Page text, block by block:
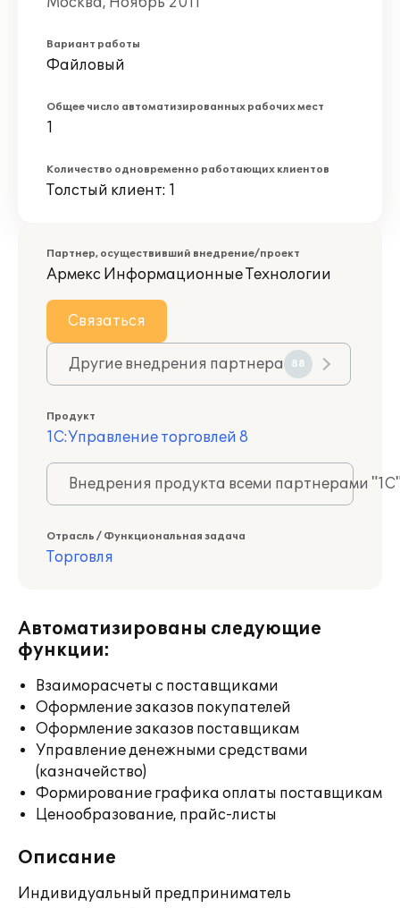
Вариант работы
Файловый
Общее число автоматизированных рабочих мест
1
Количество одновременно работающих клиентов
Толстый клиент: 1
Партнер, осуществивший внедрение/проект
Армекс Информационные Технологии
Связаться
Другие внедрения партнера 88
Продукт
1С:Управление торговлей 8
Внедрения продукта всеми партнерами
Отрасль / Функциональная задача
Торговля
Автоматизированы следующие
функции:
Взаиморасчеты с поставщиками
Оформление заказов покупателей
Оформление заказов поставщикам
Управление денежными средствами
(казначейство)
Формирование графика оплаты поставщикам
Ценообразование, прайс-листы
Описание
Индивидуальный предприниматель